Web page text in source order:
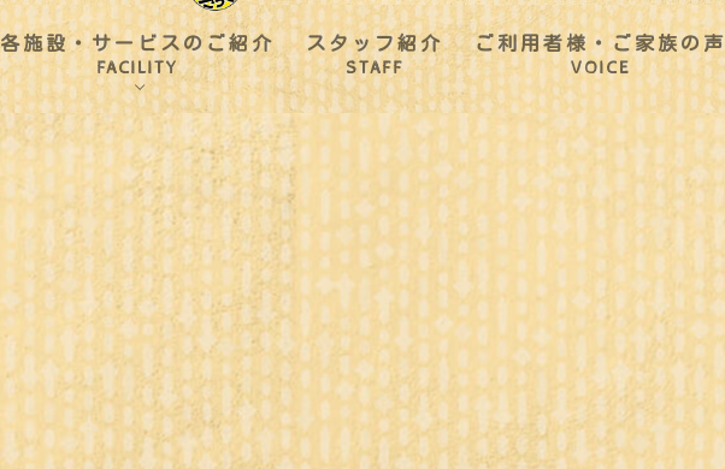
各施設・サービスのご紹介
FACILITY
スタッフ紹介
STAFF
ご利用者様・ご家族の声
VOICE